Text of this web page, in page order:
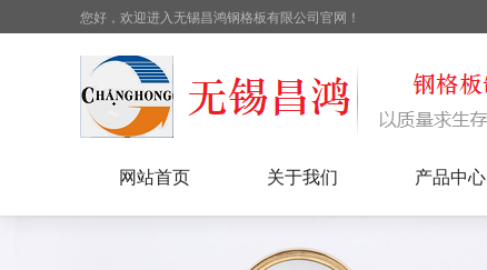
您好，欢迎进入无锡昌鸿钢格板有限公司官网！
网站首页 关于我们 产品中心